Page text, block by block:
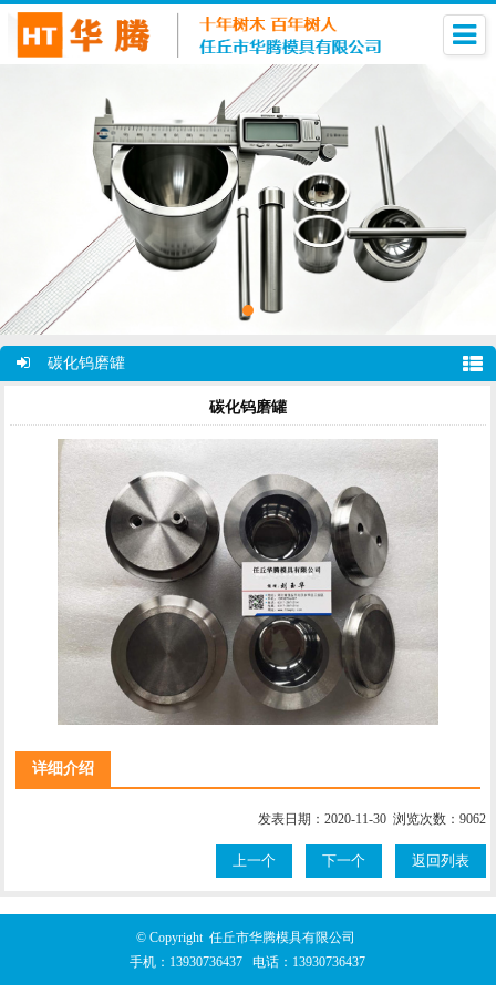
碳化钨磨罐
碳化钨磨罐
详细介绍
发表日期：2020-11-30 浏览次数：9062
上一个 下一个 返回列表
© Copyright 任丘市华腾模具有限公司
手机： 13930736437 电话： 13930736437